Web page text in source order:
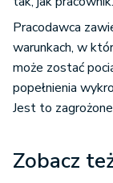
Pracodawca
warunkach, w
może zostać
popełnienia
Jest to
Zobacz